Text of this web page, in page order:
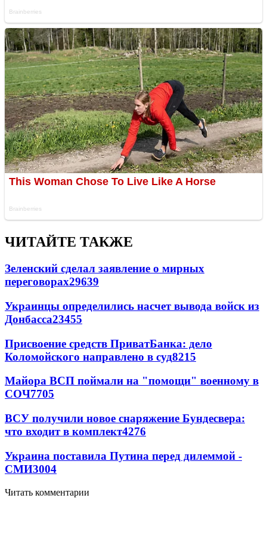
ЧИТАЙТЕ ТАКЖЕ
Зеленский сделал заявление о мирных
переговорах29639
Украинцы определились насчет вывода войск из
Донбасса23455
Присвоение средств ПриватБанка: дело
Коломойского направлено в суд8215
Майора ВСП поймали на "помощи" военному в
СОЧ7705
ВСУ получили новое снаряжение Бундесвера:
что входит в комплект4276
Украина поставила Путина перед дилеммой -
СМИ3004
Читать комментарии